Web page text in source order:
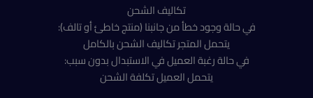
تكاليف الشحن
في حالة وجود خطأ من جانبنا (منتج خاطئ أو تالف):
يتحمل المتجر تكاليف الشحن بالكامل
في حالة رغبة العميل في الاستبدال بدون سبب:
يتحمل العميل تكلفة الشحن